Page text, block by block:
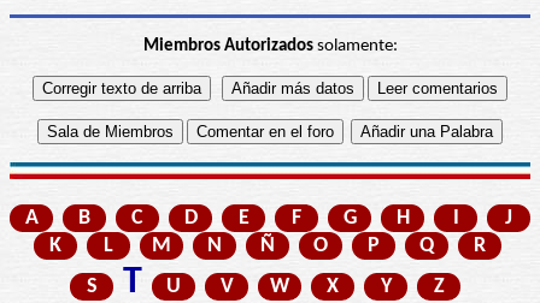
Miembros Autorizadossolamente:
A B C D E F G H
J
K
L M N Ñ O P Q
R
S
T U V W X Y Z